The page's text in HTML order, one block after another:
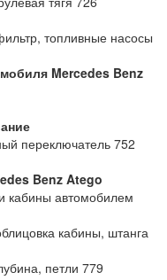
топливные насосы
Mercedes Benz
переключатель 752
Benz Atego
кабины автомобилем
кабины, штанга
петли 779